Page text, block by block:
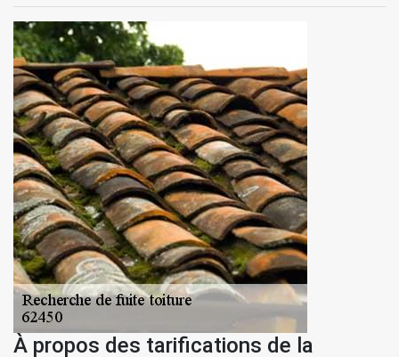
À propos des tarifications de la